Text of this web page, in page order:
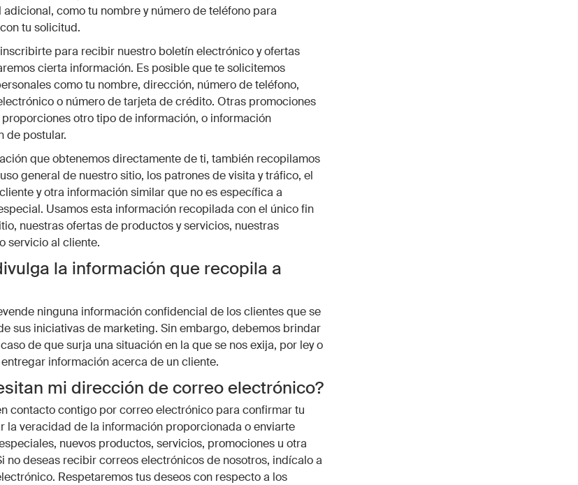
como tu nombre y número de teléfono para
tu solicitud.
para recibir nuestro boletín electrónico y ofertas
cierta información. Es posible que te solicitemos
como tu nombre, dirección, número de teléfono,
o número de tarjeta de crédito. Otras promociones
otro tipo de información, o información
de postular.
que obtenemos directamente de ti, también recopilamos
general de nuestro sitio, los patrones de visita y tráfico, el
y otra información similar que no es específica a
Usamos esta información recopilada con el único fin
nuestras ofertas de productos y servicios, nuestras
servicio al cliente.
la información que recopila a
ninguna información confidencial de los clientes que se
sus iniciativas de marketing. Sin embargo, debemos brindar
de que surja una situación en la que se nos exija, por ley o
información acerca de un cliente.
mi dirección de correo electrónico?
contacto contigo por correo electrónico para confirmar tu
la veracidad de la información proporcionada o enviarte
nuevos productos, servicios, promociones u otra
no deseas recibir correos electrónicos de nosotros, indícalo a
Respetaremos tus deseos con respecto a los